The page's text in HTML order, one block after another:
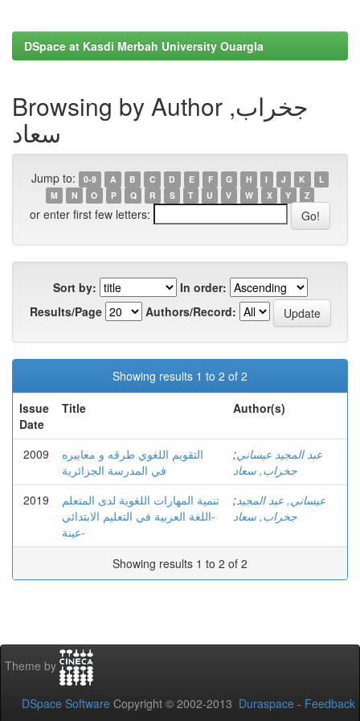
DSpace at Kasdi Merbah University Ouargla
Browsing by Author جخراب,
سعاد
Jump to: 0-9 A B C D E F G H I J K
L
M
N O P Q R S T U V W X Y Z
or enter first few letters:
Sort by:
In order:
Results/Page
Authors/Record:
Showing results 1 to 2 of 2
Issue
Date
Title Author(s)
2009
التقويم اللغوي طرقه و معاييره
في المدرسة الجزائرية
عبد المجيد عيساني;
جخراب, سعاد
2019
تنمية المهارات اللغوية لدى المتعلم
-اللغة العربية في التعليم الابتدائي
عينة-
عيساني, عبد المجيد;
جخراب, سعاد
Showing results 1 to 2 of 2
Theme by
DSpace Software Copyright © 2002-2013 Duraspace - Feedback